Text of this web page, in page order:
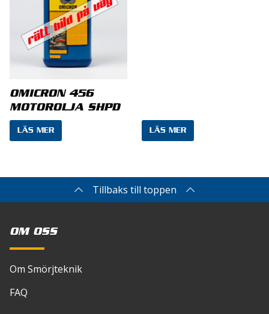
Spara mitt namn, min e-postadress och
skriver en kommentar.
OMICRON 456
MOTOROLJA SHPD
LÄS MER LÄS MER
Tillbaks till toppen
OM OSS
Om Smörjteknik
FAQ